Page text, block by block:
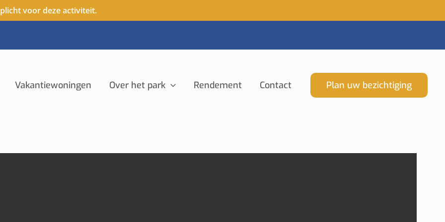
voor deze activiteit.
Vakantiewoningen Over het park Rendement Contact Plan uw bezichtiging